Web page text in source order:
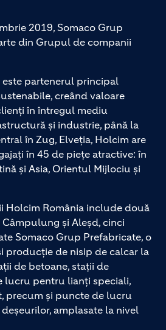
2019, Somaco Grup
din Grupul de companii
este partenerul principal
creând valoare
în întregul mediu
și industrie, până la
în Zug, Elveția, Holcim are
în 45 de piețe atractive: în
și Asia, Orientul Mijlociu și
Holcim România include două
și Aleșd, cinci
Somaco Grup Prefabricate, o
producție de nisip de calcar la
de betoane, stații de
lucru pentru lianți speciali,
precum și puncte de lucru
amplasate la nivel